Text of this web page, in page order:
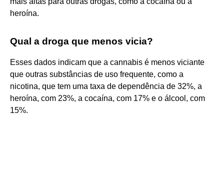
heroína.
Qual a droga que menos vicia?
Esses dados indicam que a cannabis é menos viciante
que outras substâncias de uso frequente, como a
nicotina, que tem uma taxa de dependência de 32%, a
heroína, com 23%, a cocaína, com 17% e o álcool, com
15%.